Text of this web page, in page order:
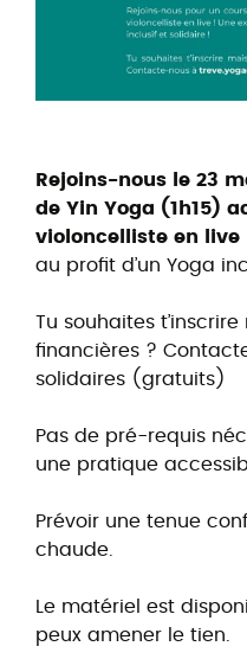
Rejoins-nous le 23
de Yin Yoga (1h15)
violoncelliste en live
au profit d’un Yoga
Tu souhaites
financières ?
solidaires (gratuits)
Pas de pré-requis
une pratique
Prévoir une tenue
chaude.
Le matériel est
peux amener le tien.